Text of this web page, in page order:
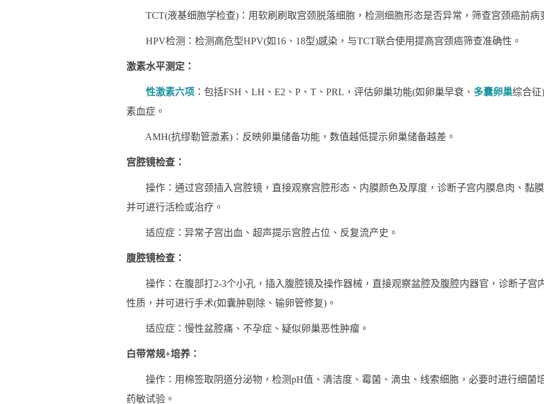
TCT(液基细胞学检查)：用软刷刷取宫颈脱落细胞，检测细胞形态是否异常，筛查宫颈癌前病
HPV检测：检测高危型HPV(如16、18型)感染，与TCT联合使用提高宫颈癌筛查准确性。
激素水平测定：
性激素六项 ：包括FSH、LH、E2、P、T、PRL，评估卵巢功能(如卵巢早衰、 多囊卵巢综合征
素血症。
AMH(抗缪勒管激素)：反映卵巢储备功能，数值越低提示卵巢储备越差。
宫腔镜检查：
操作：通过宫颈插入宫腔镜，直接观察宫腔形态、内膜颜色及厚度，诊断子宫内膜息肉、黏
并可进行活检或治疗。
适应症：异常子宫出血、超声提示宫腔占位、反复流产史。
腹腔镜检查：
操作：在腹部打2-3个小孔，插入腹腔镜及操作器械，直接观察盆腔及腹腔内器官，诊断子宫
性质，并可进行手术(如囊肿剔除、输卵管修复)。
适应症：慢性盆腔痛、不孕症、疑似卵巢恶性肿瘤。
白带常规+培养：
操作：用棉签取阴道分泌物，检测pH值、清洁度、霉菌、滴虫、线索细胞，必要时进行细菌
药敏试验。